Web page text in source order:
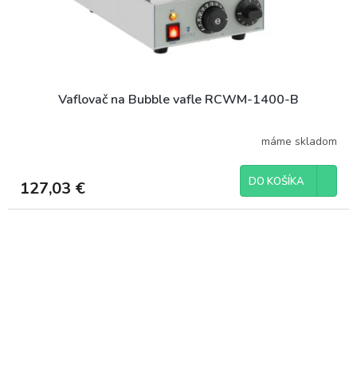
Vaflovač na Bubble vafle RCWM-1400-B
máme skladom
127,03 € DO KOŠÍKA